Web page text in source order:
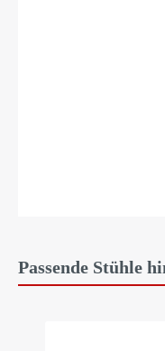
Passende Stühle